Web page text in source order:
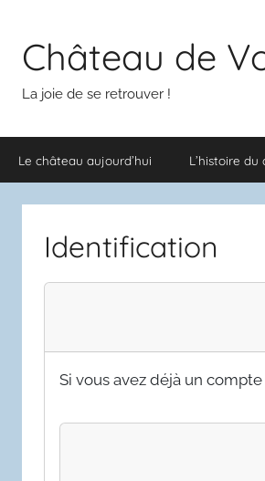
contenuChâteau de
La joie de se retrouver !
Le château aujourd’hui L’histoire du
Identification
Si vous avez déjà un